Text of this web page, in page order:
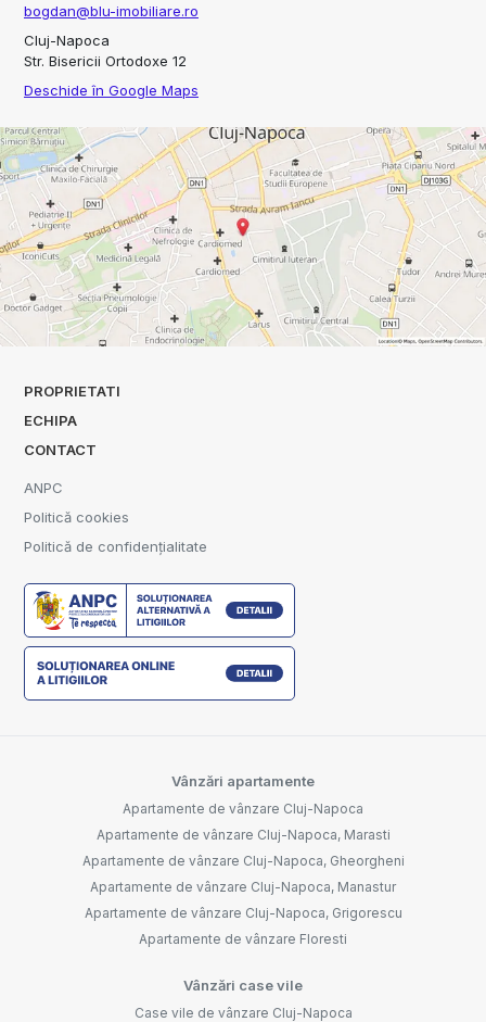
bogdan@blu-imobiliare.ro
Cluj-Napoca
Str. Bisericii Ortodoxe 12
Deschide în Google Maps
PROPRIETATI
ECHIPA
CONTACT
ANPC
Politică cookies
Politică de confidențialitate
Vânzări apartamente
Apartamente de vânzare Cluj-Napoca
Apartamente de vânzare Cluj-Napoca, Marasti
Apartamente de vânzare Cluj-Napoca, Gheorgheni
Apartamente de vânzare Cluj-Napoca, Manastur
Apartamente de vânzare Cluj-Napoca, Grigorescu
Apartamente de vânzare Floresti
Vânzări case vile
Case vile de vânzare Cluj-Napoca